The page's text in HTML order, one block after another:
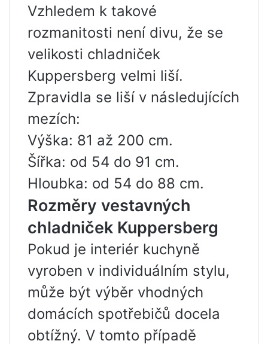
Vzhledem k takové
rozmanitosti není divu, že se
velikosti chladniček
Kuppersberg velmi liší.
Zpravidla se liší v následujících
mezích:
Výška: 81 až 200 cm.
Šířka: od 54 do 91 cm.
Hloubka: od 54 do 88 cm.
Rozměry vestavných
chladniček Kuppersberg
Pokud je interiér kuchyně
vyroben v individuálním stylu,
může být výběr vhodných
domácích spotřebičů docela
obtížný. V tomto případě